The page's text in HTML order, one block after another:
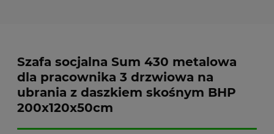
Szafa socjalna Sum 430 metalowa
dla pracownika 3 drzwiowa na
ubrania z daszkiem skośnym BHP
200x120x50cm